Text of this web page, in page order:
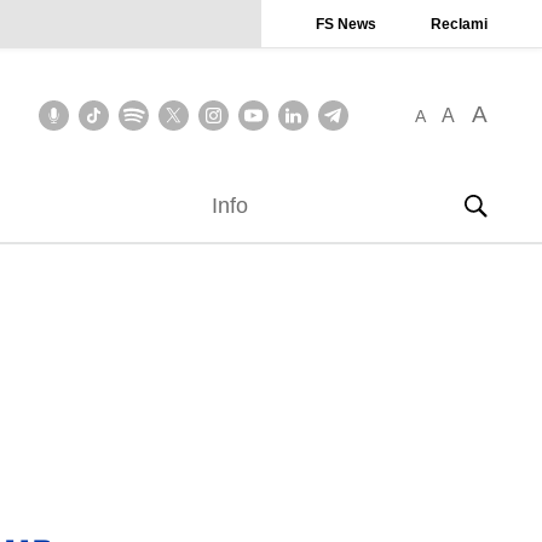
FS News Reclami
A A A
Info